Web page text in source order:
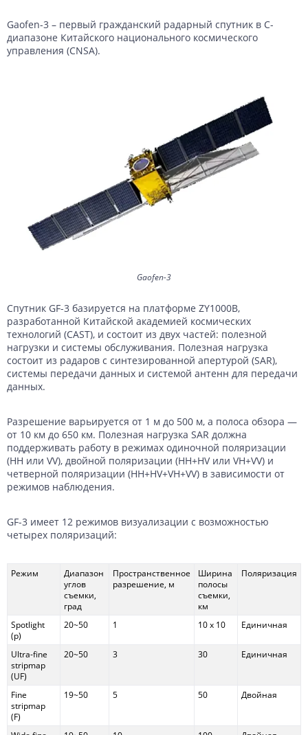
Gaofen-3 – первый гражданский радарный спутник в C-
диапазоне Китайского национального космического
управления (CNSA).
Gaofen-3
Спутник GF-3 базируется на платформе ZY1000B,
разработанной Китайской академией космических
технологий (CAST), и состоит из двух частей: полезной
нагрузки и системы обслуживания. Полезная нагрузка
состоит из радаров с синтезированной апертурой (SAR),
системы передачи данных и системой антенн для передачи
данных.
Разрешение варьируется от 1 м до 500 м, а полоса обзора —
от 10 км до 650 км. Полезная нагрузка SAR должна
поддерживать работу в режимах одиночной поляризации
(HH или VV), двойной поляризации (HH+HV или VH+VV) и
четверной поляризации (HH+HV+VH+VV) в зависимости от
режимов наблюдения.
GF-3 имеет 12 режимов визуализации с возможностью
четырех поляризаций:
Режим
Диапазон
углов
съемки,
град
Пространственное
разрешение, м
Ширина
полосы
съемки,
км
Поляризация
Spotlight
(p)
20~50 1 10 x 10 Единичная
Ultra-fine
stripmap
(UF)
20~50 3 30 Единичная
Fine
stripmap
(F)
19~50 5 50 Двойная